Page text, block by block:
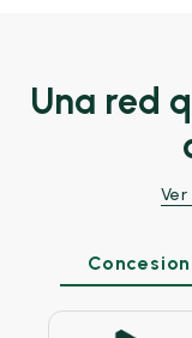
Una red